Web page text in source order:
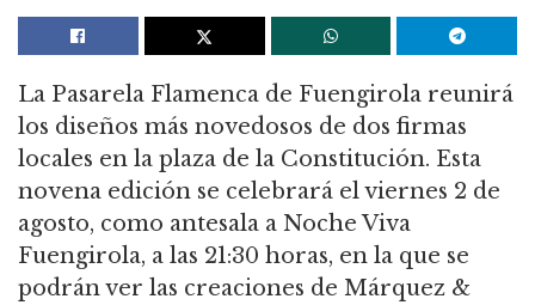
La Pasarela Flamenca de Fuengirola reunirá
los diseños más novedosos de dos firmas
locales en la plaza de la Constitución. Esta
novena edición se celebrará el viernes 2 de
agosto, como antesala a Noche Viva
Fuengirola, a las 21:30 horas, en la que se
podrán ver las creaciones de Márquez &